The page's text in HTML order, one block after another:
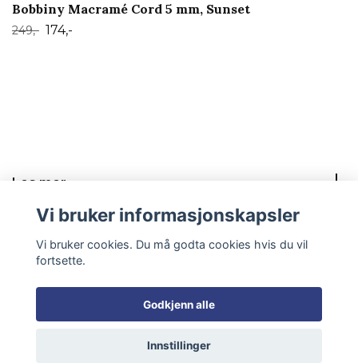
Bobbiny Macramé Cord 5 mm, Sunset
249,- 174,-
Les mer
© 2026 Mayas knyterier
Vi bruker informasjonskapsler
Vi bruker cookies. Du må godta cookies hvis du vil
fortsette.
Godkjenn alle
Innstillinger